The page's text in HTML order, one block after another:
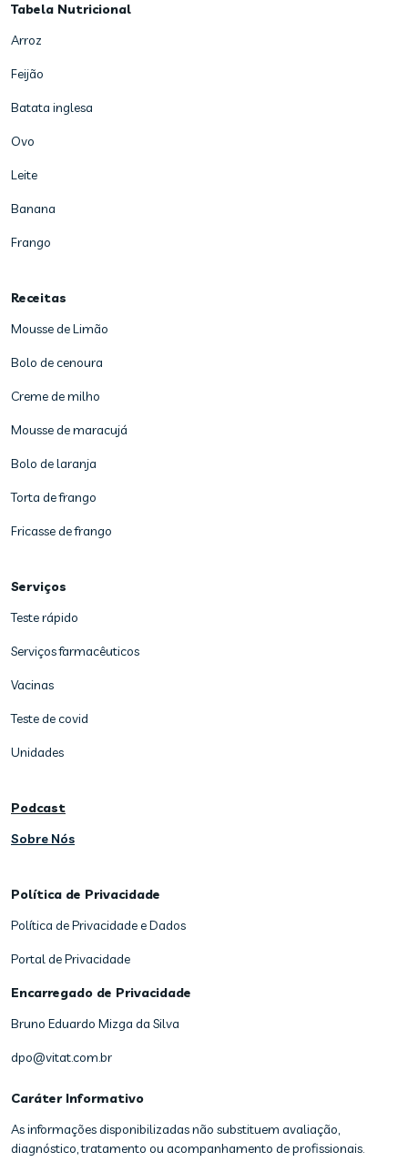
Tabela Nutricional
Arroz
Feijão
Batata inglesa
Ovo
Leite
Banana
Frango
Receitas
Mousse de Limão
Bolo de cenoura
Creme de milho
Mousse de maracujá
Bolo de laranja
Torta de frango
Fricasse de frango
Serviços
Teste rápido
Serviços farmacêuticos
Vacinas
Teste de covid
Unidades
Podcast
Sobre Nós
Política de Privacidade
Política de Privacidade e Dados
Portal de Privacidade
Encarregado de Privacidade
Bruno Eduardo Mizga da Silva
dpo@vitat.com.br
Caráter Informativo
As informações disponibilizadas não substituem avaliação,
diagnóstico, tratamento ou acompanhamento de profissionais.